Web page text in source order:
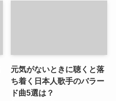
元気がないときに聴くと落
ち着く日本人歌手のバラー
ド曲5選は？